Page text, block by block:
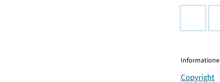
Copyright